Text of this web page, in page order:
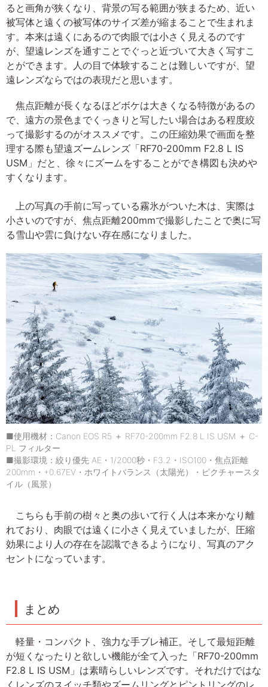
ると画角が狭くなり、背景の写る範囲が狭まるため、近い
被写体と遠くの被写体のサイズ差が縮まることで生まれま
す。本来は遠くにあるので肉眼では小さく見えるのです
が、望遠レンズを通すことでぐっと近づいて大きく写すこ
とができます。人の目で体験することは難しいですが、望
遠レンズならではの表現だと思います。
焦点距離が長くなるほどボケは大きくなる特徴があるの
で、遠方の景色までくっきりと写したい場合はある程度絞
って撮影するのがオススメです。この圧縮効果で画面を整
理する際も望遠ズームレンズ「RF70-200mm F2.8 L IS
USM」だと、徐々にズームをすることができ構図も決めや
すくなります。
上の写真の手前に写っている霧氷がついた木は、実際は
小さいのですが、焦点距離200mmで撮影したことで奥に写
る雪山や雲に負けない存在感になりました。
■使用機材：Canon EOS R5 ＋ RF70-200mm F2.8 L IS USM ＋ C-
PL フィルター
■撮影環境：絞り優先 AE・1/2000秒・F3.2・ISO100・焦点距離
200mm・+0.67EV・ホワイトバランス（太陽光）・ピクチャースタ
イル（風景）
こちらも手前の樹々と奥の歩いて行く人は本来かなり離
れており、肉眼では遠くに小さく見えていましたが、圧縮
効果により人の存在を認識できるようになり、写真のアク
セントになっています。
まとめ
軽量・コンパクト、強力な手ブレ補正。そして最短距離
が短くなったりと欲しい機能が全て入った「RF70-200mm
F2.8 L IS USM」は素晴らしいレンズです。それだけではな